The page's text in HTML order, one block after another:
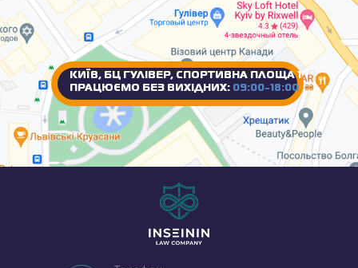
КИЇВ, БЦ ГУЛІВЕР, СПОРТИВНА ПЛОЩА 1
ПРАЦЮЄМО БЕЗ ВИХІДНИХ: 09:00-18:00